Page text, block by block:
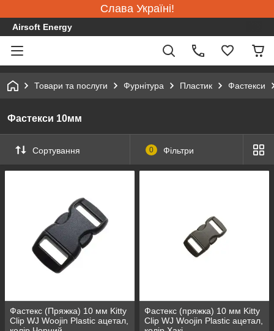
Слава Україні!
Airsoft Energy
Товари та послуги Фурнітура Пластик Фастекси
Фастекси 10мм
Сортування 0 Фільтри
Фастекс (Пряжка) 10 мм Kitty
Clip WJ Woojin Plastic ацетал,
Фастекс (пряжка) 10 мм Kitty
Clip WJ Woojin Plastic ацетал,